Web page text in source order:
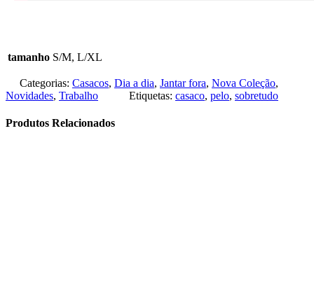
tamanho S/M, L/XL
Categorias: Casacos, Dia a dia, Jantar fora, Nova Coleção,
Novidades, Trabalho Etiquetas: casaco, pelo, sobretudo
Produtos Relacionados